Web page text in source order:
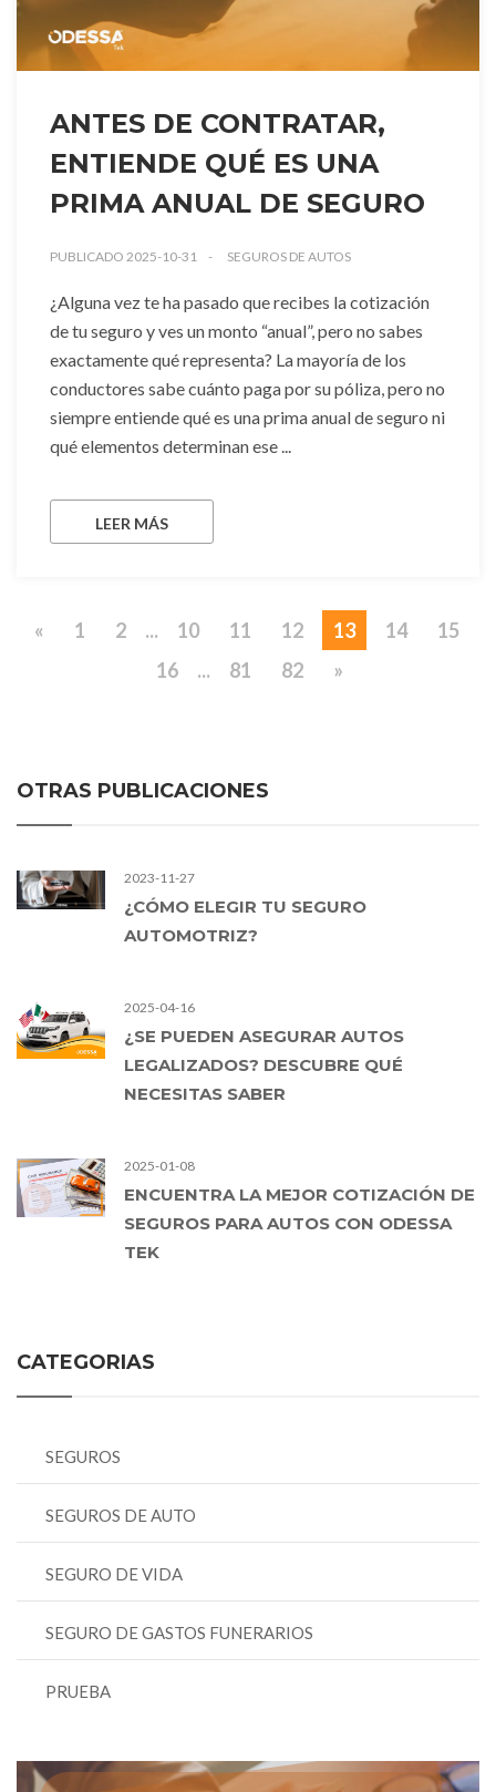
ANTES DE CONTRATAR,
ENTIENDE QUÉ ES UNA
PRIMA ANUAL DE SEGURO
PUBLICADO 2025-10-31 SEGUROS DE AUTOS
¿Alguna vez te ha pasado que recibes la cotización
de tu seguro y ves un monto “anual”, pero no sabes
exactamente qué representa? La mayoría de los
conductores sabe cuánto paga por su póliza, pero no
siempre entiende qué es una prima anual de seguro ni
qué elementos determinan ese ...
LEER MÁS
« 1 2 ... 10 11 12 13 14
15
16
... 81 82 »
OTRAS PUBLICACIONES
2023-11-27
¿CÓMO ELEGIR TU SEGURO
AUTOMOTRIZ?
2025-04-16
¿SE PUEDEN ASEGURAR AUTOS
LEGALIZADOS? DESCUBRE QUÉ
NECESITAS SABER
2025-01-08
ENCUENTRA LA MEJOR COTIZACIÓN DE
SEGUROS PARA AUTOS CON ODESSA
TEK
CATEGORIAS
SEGUROS
SEGUROS DE AUTO
SEGURO DE VIDA
SEGURO DE GASTOS FUNERARIOS
PRUEBA